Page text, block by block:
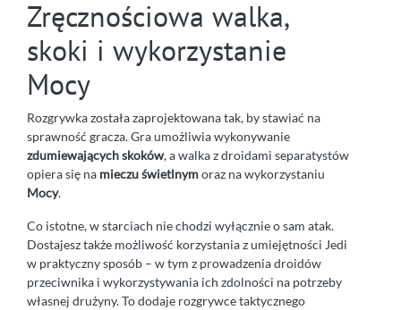
Zręcznościowa walka,
skoki i wykorzystanie
Mocy
Rozgrywka została zaprojektowana tak, by stawiać na
sprawność gracza. Gra umożliwia wykonywanie
zdumiewających skoków, a walka z droidami separatystów
opiera się na mieczu świetlnymoraz na wykorzystaniu
Mocy.
Co istotne, w starciach nie chodzi wyłącznie o sam atak.
Dostajesz także możliwość korzystania z umiejętności Jedi
w praktyczny sposób – w tym z prowadzenia droidów
przeciwnika i wykorzystywania ich zdolności na potrzeby
własnej drużyny. To dodaje rozgrywce taktycznego